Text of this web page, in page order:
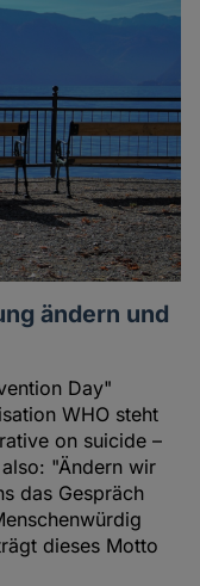
ändern und
Day"
WHO steht
on suicide –
"Ändern wir
das Gespräch
dieses Motto